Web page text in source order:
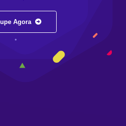
Agora